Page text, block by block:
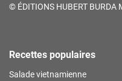
© ÉDITIONS HUBERT BURDA
Recettes populaires
Salade vietnamienne